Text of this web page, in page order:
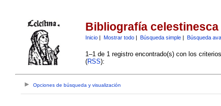
Bibliografía celestinesca
Inicio| Mostrar todo| Búsqueda simple| Búsqueda
1–1 de 1 registro encontrado(s) con los
(RSS):
Opciones de búsqueda y visualización